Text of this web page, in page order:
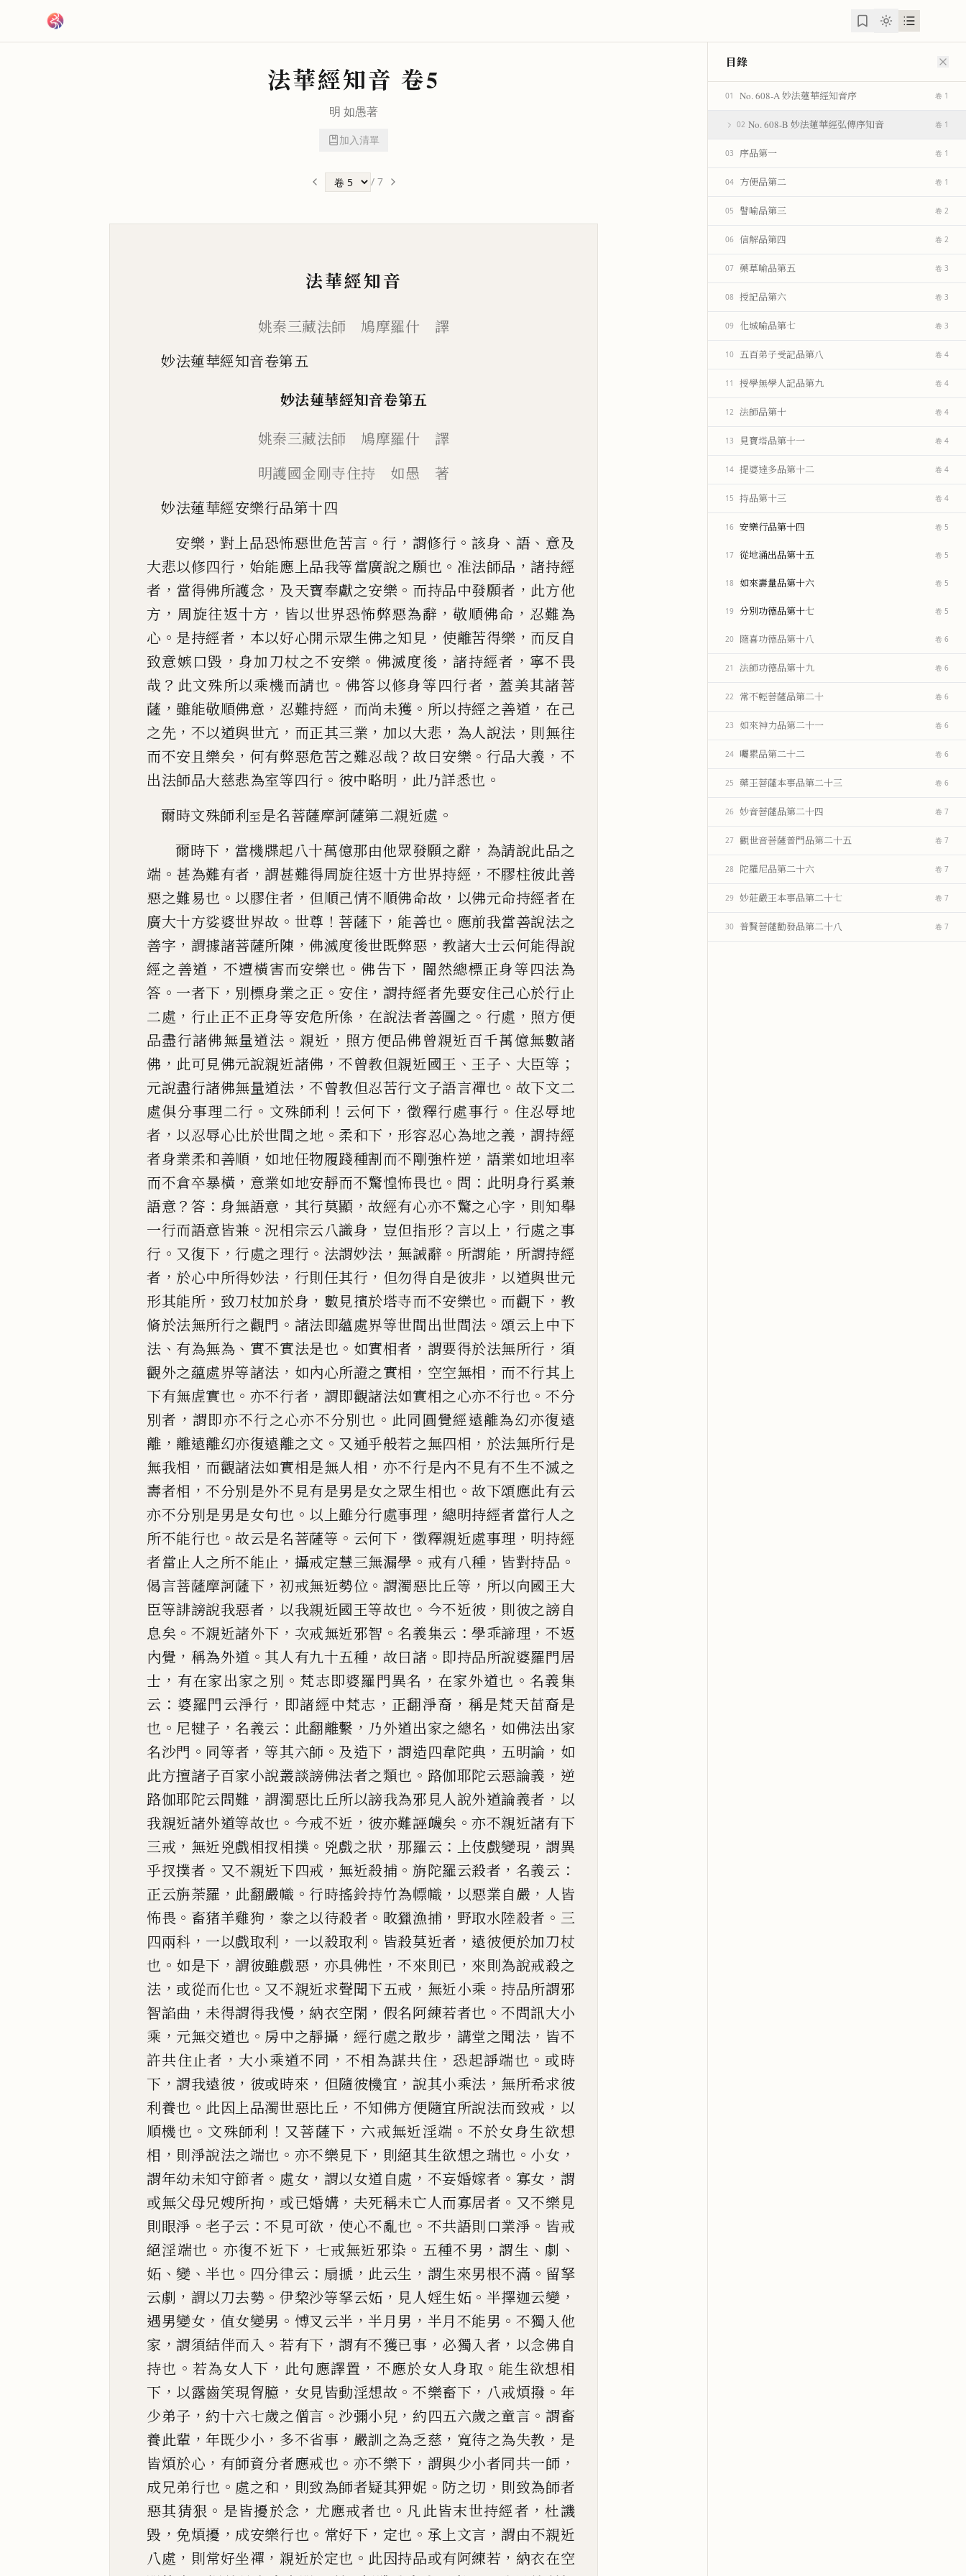
法華經知音 卷5
明 如愚著
加入清單
/ 7
法華經知音
姚秦三藏法師 鳩摩羅什 譯
妙法蓮華經知音卷第五
妙法蓮華經知音卷第五
姚秦三藏法師 鳩摩羅什 譯
明護國金剛寺住持 如愚 著
妙法蓮華經安樂行品第十四
安樂 ， 對上品恐怖惡世危苦言 。行 ， 謂修行 。該身 、 語 、 意及
大悲以修四行 ， 始能應上品我等當廣說之願也 。 准法師品 ，諸持經
者 ， 當得佛所護念 ， 及天寶奉獻之安樂 。 而持品中發願者 ， 此方他
方 ， 周旋往返十方 ， 皆以世界恐怖弊惡為辭 ，敬順佛命 ， 忍難為
心 。 是持經者 ， 本以好心開示眾生佛之知見 ， 使離苦得樂 ， 而反自
致意嫉口毀 ， 身加刀杖之不安樂 。 佛滅度後 ，諸持經者 ， 寧不畏
哉 ？ 此文殊所以乘機而請也 。佛答以修身等四行者 ， 蓋美其諸菩
薩 ，雖能敬順佛意 ， 忍難持經 ， 而尚未獲 。 所以持經之善道 ， 在己
之先 ， 不以道與世亢 ， 而正其三業 ， 加以大悲 ， 為人說法 ， 則無往
而不安且樂矣 ， 何有弊惡危苦之難忍哉 ？ 故曰安樂 。 行品大義 ， 不
出法師品大慈悲為室等四行 。 彼中略明 ， 此乃詳悉也 。
爾時文殊師利至是名菩薩摩訶薩第二親近處 。
爾時下 ， 當機牒起八十萬億那由他眾發願之辭 ， 為請說此品之
端 。 甚為難有者 ，謂甚難得周旋往返十方世界持經 ， 不膠柱彼此善
惡之難易也 。 以膠住者 ， 但順己情不順佛命故 ， 以佛元命持經者在
廣大十方娑婆世界故 。 世尊 ！ 菩薩下 ， 能善也 。 應前我當善說法之
善字 ， 謂據諸菩薩所陳 ，佛滅度後世既弊惡 ，教諸大士云何能得說
經之善道 ， 不遭橫害而安樂也 。佛告下 ， 闇然總標正身等四法為
答 。 一者下 ， 別標身業之正 。 安住 ， 謂持經者先要安住己心於行止
二處 ， 行止正不正身等安危所係 ， 在說法者善圖之 。 行處 ， 照方便
品盡行諸佛無量道法 。親近 ， 照方便品佛曾親近百千萬億無數諸
佛 ， 此可見佛元說親近諸佛 ，不曾教但親近國王 、 王子 、 大臣等 ；
元說盡行諸佛無量道法 ，不曾教但忍苦行文子語言禪也 。 故下文二
處俱分事理二行 。 文殊師利 ！ 云何下 ，徵釋行處事行 。 住忍辱地
者 ， 以忍辱心比於世間之地 。 柔和下 ， 形容忍心為地之義 ，謂持經
者身業柔和善順 ， 如地任物履踐種割而不剛強杵逆 ， 語業如地坦率
而不倉卒暴橫 ， 意業如地安靜而不驚惶怖畏也 。 問 ： 此明身行奚兼
語意 ？ 答 ： 身無語意 ， 其行莫顯 ，故經有心亦不驚之心字 ， 則知舉
一行而語意皆兼 。況相宗云八識身 ， 豈但指形 ？ 言以上 ， 行處之事
行 。 又復下 ，行處之理行 。 法謂妙法 ， 無誡辭 。 所謂能 ， 所謂持經
者 ， 於心中所得妙法 ， 行則任其行 ， 但勿得自是彼非 ， 以道與世元
形其能所 ， 致刀杖加於身 ， 數見擯於塔寺而不安樂也 。 而觀下 ， 教
脩於法無所行之觀門 。 諸法即蘊處界等世間出世間法 。頌云上中下
法 、 有為無為 、 實不實法是也 。 如實相者 ， 謂要得於法無所行 ， 須
觀外之蘊處界等諸法 ， 如內心所證之實相 ， 空空無相 ， 而不行其上
下有無虗實也 。 亦不行者 ， 謂即觀諸法如實相之心亦不行也 。 不分
別者 ， 謂即亦不行之心亦不分別也 。 此同圓覺經遠離為幻亦復遠
離 ， 離遠離幻亦復遠離之文 。 又通乎般若之無四相 ， 於法無所行是
無我相 ， 而觀諸法如實相是無人相 ， 亦不行是內不見有不生不滅之
壽者相 ，不分別是外不見有是男是女之眾生相也 。故下頌應此有云
亦不分別是男是女句也 。 以上雖分行處事理 ， 總明持經者當行人之
所不能行也 。故云是名菩薩等 。 云何下 ，徵釋親近處事理 ， 明持經
者當止人之所不能止 ， 攝戒定慧三無漏學 。 戒有八種 ， 皆對持品 。
偈言菩薩摩訶薩下 ， 初戒無近勢位 。 謂濁惡比丘等 ， 所以向國王大
臣等誹謗說我惡者 ， 以我親近國王等故也 。 今不近彼 ， 則彼之謗自
息矣 。 不親近諸外下 ， 次戒無近邪智 。名義集云 ：學乖諦理 ，不返
內覺 ， 稱為外道 。其人有九十五種 ， 故曰諸 。 即持品所說婆羅門居
士 ， 有在家出家之別 。 梵志即婆羅門異名 ， 在家外道也 。 名義集
云 ： 婆羅門云淨行 ， 即諸經中梵志 ， 正翻淨裔 ， 稱是梵天苗裔是
也 。 尼犍子 ，名義云 ： 此翻離繫 ， 乃外道出家之總名 ， 如佛法出家
名沙門 。 同等者 ，等其六師 。 及造下 ，謂造四韋陀典 ， 五明論 ， 如
此方擅諸子百家小說叢談謗佛法者之類也 。 路伽耶陀云惡論義 ， 逆
路伽耶陀云問難 ，謂濁惡比丘所以謗我為邪見人說外道論義者 ， 以
我親近諸外道等故也 。 今戒不近 ， 彼亦難誣衊矣 。亦不親近諸有下
三戒 ， 無近兇戲相扠相撲 。 兇戲之狀 ， 那羅云 ： 上伎戲變現 ，謂異
乎扠撲者 。 又不親近下四戒 ， 無近殺捕 。旃陀羅云殺者 ， 名義云 ：
正云旃荼羅 ， 此翻嚴幟 。行時搖鈴持竹為幖幟 ， 以惡業自嚴 ， 人皆
怖畏 。 畜猪羊雞狗 ， 豢之以待殺者 。 畋獵漁捕 ， 野取水陸殺者 。 三
四兩科 ， 一以戲取利 ， 一以殺取利 。 皆殺莫近者 ，遠彼便於加刀杖
也 。 如是下 ，謂彼雖戲惡 ， 亦具佛性 ，不來則已 ， 來則為說戒殺之
法 ， 或從而化也 。 又不親近求聲聞下五戒 ， 無近小乘 。 持品所謂邪
智諂曲 ， 未得謂得我慢 ， 納衣空閑 ， 假名阿練若者也 。不問訊大小
乘 ， 元無交道也 。 房中之靜攝 ， 經行處之散步 ， 講堂之聞法 ， 皆不
許共住止者 ， 大小乘道不同 ，不相為謀共住 ， 恐起諍端也 。 或時
下 ，謂我遠彼 ， 彼或時來 ， 但隨彼機宜 ，說其小乘法 ， 無所希求彼
利養也 。 此因上品濁世惡比丘 ， 不知佛方便隨宜所說法而致戒 ， 以
順機也 。 文殊師利 ！ 又菩薩下 ， 六戒無近淫端 。 不於女身生欲想
相 ， 則淨說法之端也 。 亦不樂見下 ， 則絕其生欲想之瑞也 。 小女 ，
謂年幼未知守節者 。 處女 ， 謂以女道自處 ， 不妄婚嫁者 。 寡女 ， 謂
或無父母兄嫂所拘 ， 或已婚媾 ， 夫死稱未亡人而寡居者 。 又不樂見
則眼淨 。 老子云 ：不見可欲 ， 使心不亂也 。 不共語則口業淨 。 皆戒
絕淫端也 。 亦復不近下 ， 七戒無近邪染 。 五種不男 ，謂生 、 劇 、
妬 、變 、半也 。 四分律云 ： 扇搋 ， 此云生 ， 謂生來男根不滿 。 留拏
云劇 ， 謂以刀去勢 。伊棃沙等拏云妬 ， 見人婬生妬 。 半擇迦云變 ，
遇男變女 ， 值女變男 。 愽叉云半 ，半月男 ， 半月不能男 。 不獨入他
家 ，謂須結伴而入 。若有下 ，謂有不獲已事 ， 必獨入者 ， 以念佛自
持也 。 若為女人下 ， 此句應譯置 ， 不應於女人身取 。 能生欲想相
下 ， 以露齒笑現胷臆 ， 女見皆動淫想故 。不樂畜下 ， 八戒煩撥 。 年
少弟子 ， 約十六七歲之僧言 。沙彌小兒 ， 約四五六歲之童言 。謂畜
養此輩 ， 年既少小 ， 多不省事 ， 嚴訓之為乏慈 ， 寬待之為失教 ， 是
皆煩於心 ， 有師資分者應戒也 。 亦不樂下 ， 謂與少小者同共一師 ，
成兄弟行也 。 處之和 ， 則致為師者疑其狎妮 。 防之切 ， 則致為師者
惡其猜狠 。 是皆擾於念 ， 尤應戒者也 。 凡此皆末世持經者 ，杜譏
毀 ，免煩擾 ， 成安樂行也 。 常好下 ， 定也 。 承上文言 ，謂由不親近
八處 ， 則常好坐禪 ，親近於定也 。 此因持品或有阿練若 ， 納衣在空
目錄
01 No. 608-A 妙法蓮華經知音序 卷 1
02 No. 608-B 妙法蓮華經弘傳序知音 卷 1
03 序品第一 卷 1
04 方便品第二 卷 1
05 譬喻品第三 卷 2
06 信解品第四 卷 2
07 藥草喻品第五 卷 3
08 授記品第六 卷 3
09 化城喻品第七 卷 3
10 五百弟子受記品第八 卷 4
11 授學無學人記品第九 卷 4
12 法師品第十 卷 4
13 見寶塔品第十一 卷 4
14 提婆達多品第十二 卷 4
15 持品第十三 卷 4
16 安樂行品第十四 卷 5
17 從地涌出品第十五 卷 5
18 如來壽量品第十六 卷 5
19 分別功德品第十七 卷 5
20 隨喜功德品第十八 卷 6
21 法師功德品第十九 卷 6
22 常不輕菩薩品第二十 卷 6
23 如來神力品第二十一 卷 6
24 囑累品第二十二 卷 6
25 藥王菩薩本事品第二十三 卷 6
26 妙音菩薩品第二十四 卷 7
27 觀世音菩薩普門品第二十五 卷 7
28 陀羅尼品第二十六 卷 7
29 妙莊嚴王本事品第二十七 卷 7
30 普賢菩薩勸發品第二十八 卷 7